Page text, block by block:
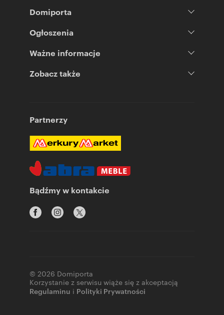
Domiporta
Ogłoszenia
Ważne informacje
Zobacz także
Partnerzy
Bądźmy w kontakcie
© 2026 Domiporta
Korzystanie z serwisu wiąże się z akceptacją
Regulaminu i Polityki Prywatności